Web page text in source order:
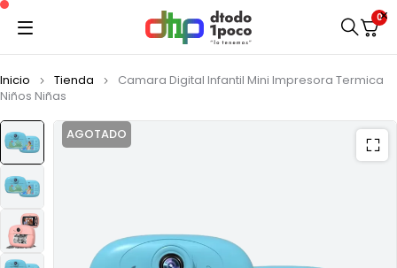
0
Inicio Tienda
Camara Digital Infantil Mini Impresora Termica
Niños Niñas
AGOTADO